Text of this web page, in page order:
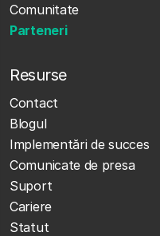
Comunitate
Parteneri
Resurse
Contact
Blogul
Implementări de succes
Comunicate de presa
Suport
Cariere
Statut